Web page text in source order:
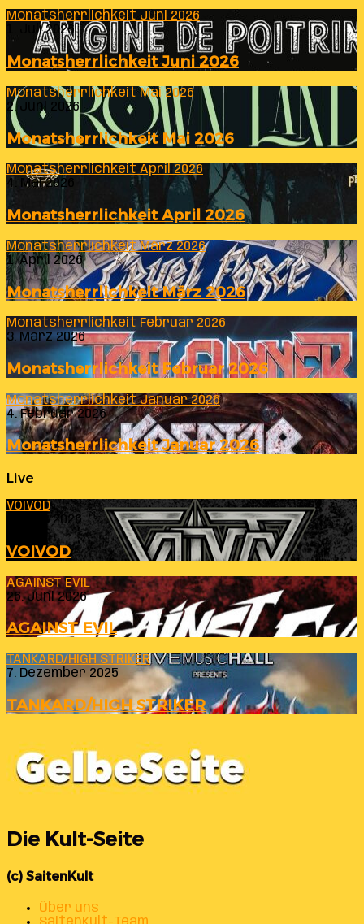
Monatsherrlichkeit Juni 2026
1. Juli 2026
Monatsherrlichkeit Juni 2026
Monatsherrlichkeit Mai 2026
2. Juni 2026
Monatsherrlichkeit Mai 2026
Monatsherrlichkeit April 2026
4. Mai 2026
Monatsherrlichkeit April 2026
Monatsherrlichkeit März 2026
1. April 2026
Monatsherrlichkeit März 2026
Monatsherrlichkeit Februar 2026
3. März 2026
Monatsherrlichkeit Februar 2026
Monatsherrlichkeit Januar 2026
4. Februar 2026
Monatsherrlichkeit Januar 2026
Live
VOIVOD
23. Juli 2026
VOIVOD
AGAINST EVIL
26. Juni 2026
AGAINST EVIL
TANKARD/HIGH STRIKER
7. Dezember 2025
TANKARD/HIGH STRIKER
Die Kult-Seite
(c) SaitenKult
Über uns